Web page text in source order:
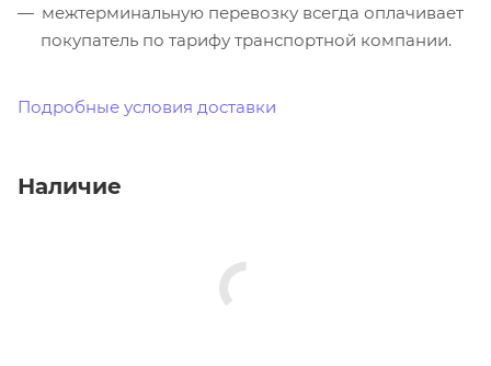
межтерминальную перевозку всегда оплачивает
покупатель по тарифу транспортной компании.
Подробные условия доставки
Наличие